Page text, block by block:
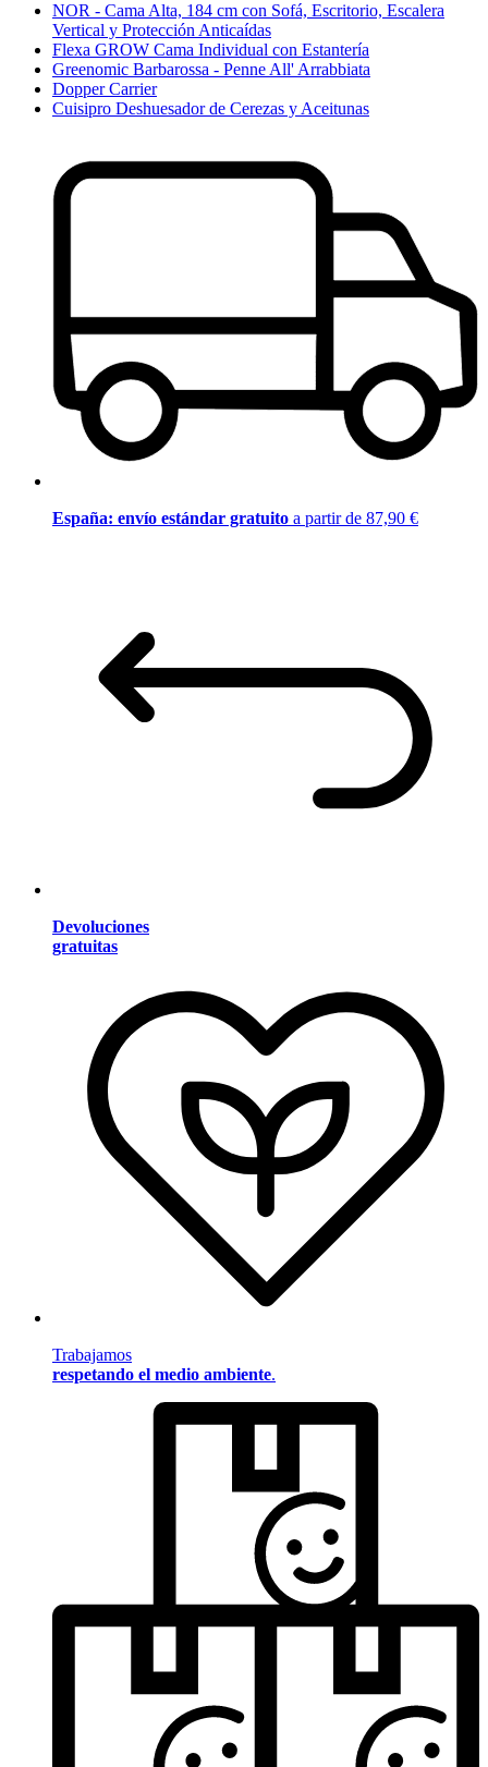
NOR - Cama Alta, 184 cm con Sofá, Escritorio, Escalera
Vertical y Protección Anticaídas
Flexa GROW Cama Individual con Estantería
Greenomic Barbarossa - Penne All' Arrabbiata
Dopper Carrier
Cuisipro Deshuesador de Cerezas y Aceitunas
España: envío estándar gratuito a partir de 87,90 €
Devoluciones
gratuitas
Trabajamos
respetando el medio ambiente.